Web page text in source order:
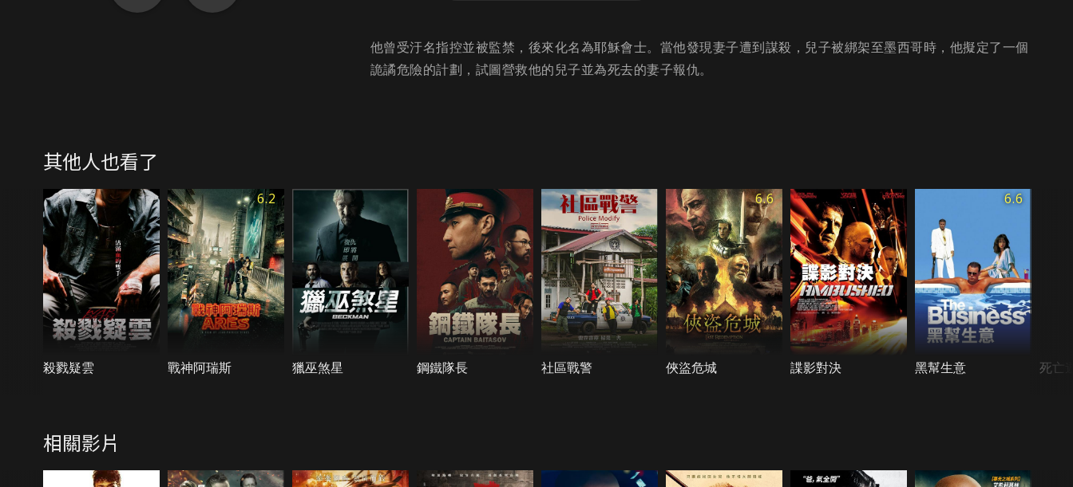
他曾受汙名指控並被監禁，後來化名為耶穌會士。當他發現妻子遭到謀殺，兒子被綁架至墨西哥時，他擬定了一個
詭譎危險的計劃，試圖營救他的兒子並為死去的妻子報仇。
其他人也看了
殺戮疑雲
6.2
戰神阿瑞斯 獵巫煞星 鋼鐵隊長 社區戰警
6.6
俠盜危城 諜影對決
6.6
黑幫生意 死亡
相關影片